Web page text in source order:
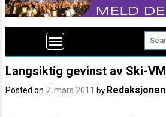
Langsiktig gevinst av Ski-VM
Posted on 7. mars 2011 by Redaksjonen